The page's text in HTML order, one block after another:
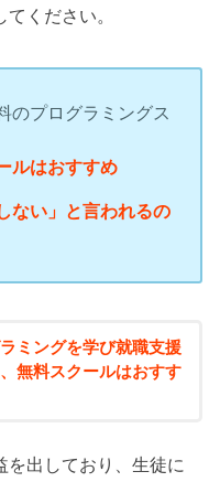
てください。
のプログラミングス
ルはおすすめ
ない」と言われるの
ミングを学び就職支援
無料スクールはおすす
を出しており、生徒に